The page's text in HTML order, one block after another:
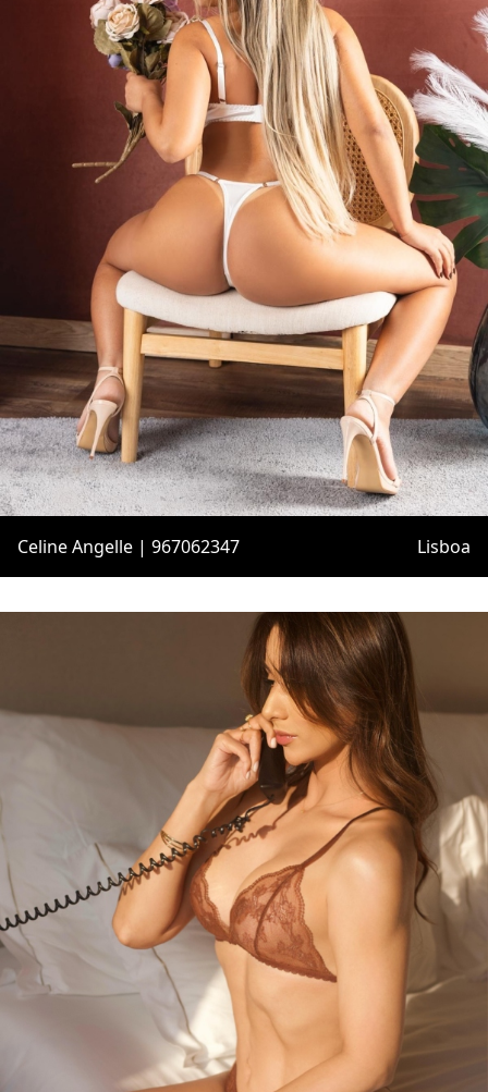
Celine Angelle | 967062347 Lisboa